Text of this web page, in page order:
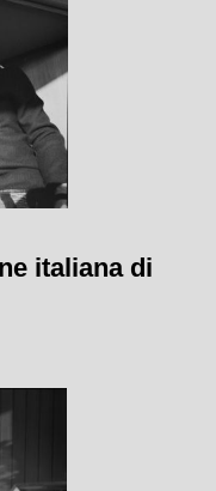
italiana di